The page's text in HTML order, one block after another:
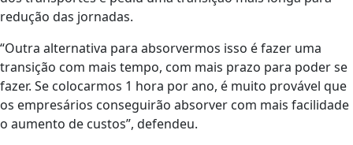
redução das jornadas.
“Outra alternativa para absorvermos isso é fazer uma
transição com mais tempo, com mais prazo para poder se
fazer. Se colocarmos 1 hora por ano, é muito provável que
os empresários conseguirão absorver com mais facilidade
o aumento de custos”, defendeu.